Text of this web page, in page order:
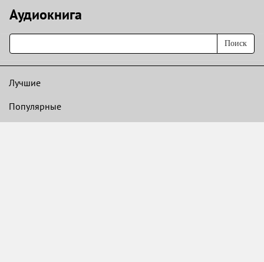
Аудиокнигa
Поиск
Лучшие
Популярные